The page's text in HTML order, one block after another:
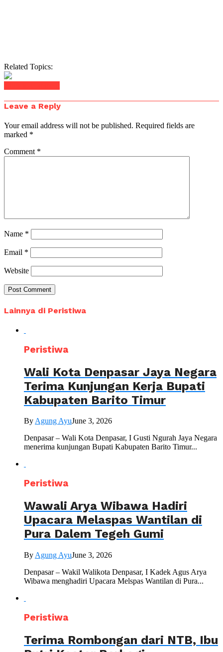
Related Topics:
Leave a Reply
Your email address will not be published. Required fields are
marked *
Comment *
Name *
Email *
Website
Lainnya di Peristiwa
Peristiwa
Wali Kota Denpasar Jaya Negara
Terima Kunjungan Kerja Bupati
Kabupaten Barito Timur
ByAgung AyuJune 3, 2026
Denpasar – Wali Kota Denpasar, I Gusti Ngurah Jaya Negara
menerima kunjungan Bupati Kabupaten Barito Timur...
Peristiwa
Wawali Arya Wibawa Hadiri
Upacara Melaspas Wantilan di
Pura Dalem Tegeh Gumi
By Agung AyuJune 3, 2026
Denpasar – Wakil Walikota Denpasar, I Kadek Agus Arya
Wibawa menghadiri Upacara Melspas Wantilan di Pura...
Peristiwa
Terima Rombongan dari NTB, Ibu